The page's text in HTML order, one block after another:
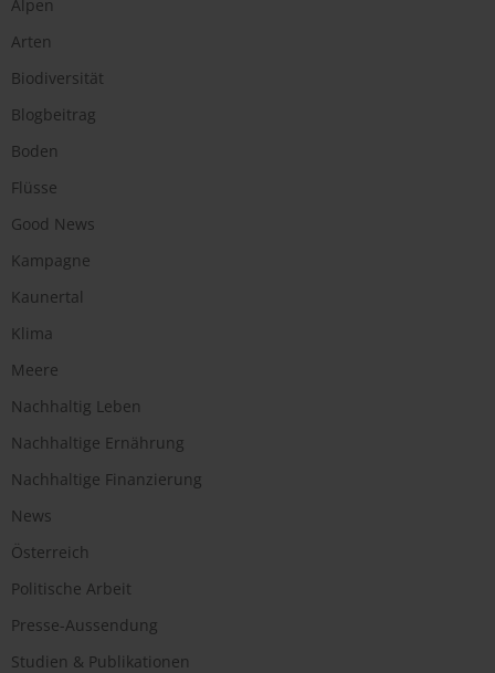
Alpen
Arten
Biodiversität
Blogbeitrag
Boden
Flüsse
Good News
Kampagne
Kaunertal
Klima
Meere
Nachhaltig Leben
Nachhaltige Ernährung
Nachhaltige Finanzierung
News
Österreich
Politische Arbeit
Presse-Aussendung
Studien & Publikationen